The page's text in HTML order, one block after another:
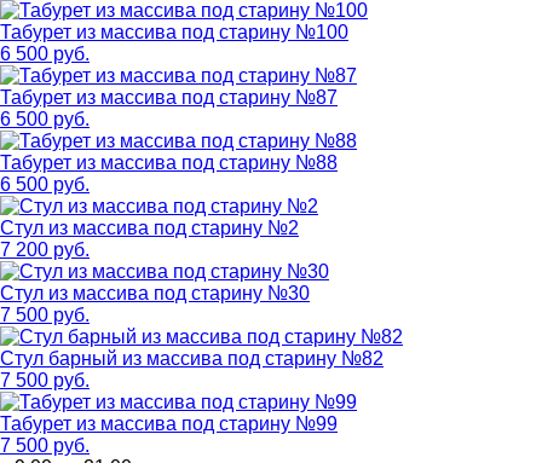
Табурет из массива под старину №100
6 500 руб.
Табурет из массива под старину №87
6 500 руб.
Табурет из массива под старину №88
6 500 руб.
Стул из массива под старину №2
7 200 руб.
Стул из массива под старину №30
7 500 руб.
Стул барный из массива под старину №82
7 500 руб.
Табурет из массива под старину №99
7 500 руб.